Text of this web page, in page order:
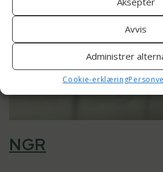
Avvis
Administrer
Cookie-erklæring
NGR